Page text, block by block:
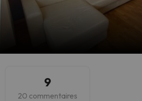
9
20 commentaires